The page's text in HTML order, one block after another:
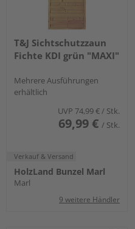
T&J Sichtschutzzaun
Fichte KDI grün "MAXI"
Mehrere Ausführungen
erhältlich
UVP 74,99 €/ Stk.
69,99 € / Stk.
Verkauf & Versand
HolzLand Bunzel Marl
Marl
9 weitere Händler